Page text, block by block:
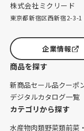
株式会社ミクリード
東京都新宿区西新宿2-3-
企業情報
商品を探す
新商品セール品クーポ
デジタルカタログ一覧
カテゴリから探す
水産物肉類野菜類前菜